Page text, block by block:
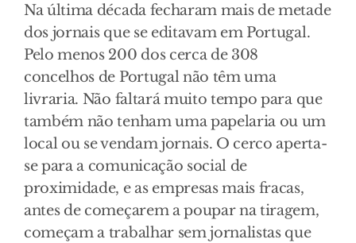
Na última década fecharam mais de metade
dos jornais que se editavam em Portugal.
Pelo menos 200 dos cerca de 308
concelhos de Portugal não têm uma
livraria. Não faltará muito tempo para que
também não tenham uma papelaria ou um
local ou se vendam jornais. O cerco aperta-
se para a comunicação social de
proximidade, e as empresas mais fracas,
antes de começarem a poupar na tiragem,
começam a trabalhar sem jornalistas que